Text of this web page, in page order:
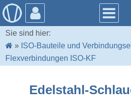
Sie sind hier:
» ISO-Bauteile und
Flexverbindungen ISO-KF
Edelstahl-